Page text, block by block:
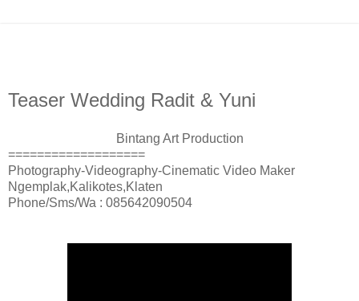
Teaser Wedding Radit & Yuni
Bintang Art Production
===================
Photography-Videography-Cinematic Video Maker
Ngemplak,Kalikotes,Klaten
Phone/Sms/Wa : 085642090504